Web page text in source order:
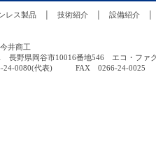
レス製品 技術紹介 設備紹介
井商工
長野県岡谷市10016番地546 エコ・フ
24-0080(代表) FAX 0266-24-0025